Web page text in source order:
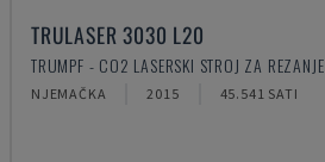
TRULASER 3030 L20
TRUMPF - CO2 LASERSKI STROJ ZA REZANJE
NJEMAČKA 2015 45.541 SATI